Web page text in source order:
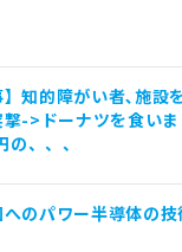
】知的障がい者､施設
撃->ドーナツを食い
、、、
のパワー半導体の